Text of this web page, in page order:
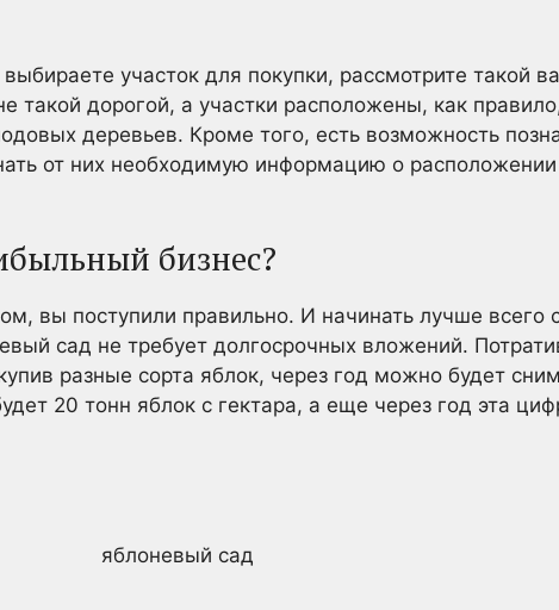
участок для покупки, рассмотрите такой
такой дорогой, а участки расположены, как
деревьев. Кроме того, есть возможность
от них необходимую информацию о расположении
бизнес?
вы поступили правильно. И начинать лучше всего
сад не требует долгосрочных вложений.
разные сорта яблок, через год можно будет
20 тонн яблок с гектара, а еще через год эта